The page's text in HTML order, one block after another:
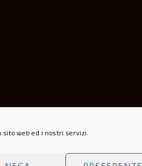
web ed i nostri servizi.